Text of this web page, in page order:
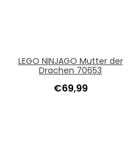
LEGO NINJAGO Mutter der
Drachen 70653
€69,99